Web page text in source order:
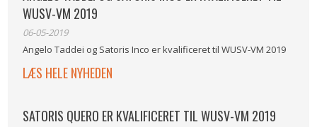
WUSV-VM 2019
06-05-2019
Angelo Taddei og Satoris Inco er kvalificeret til WUSV-VM 2019
LÆS HELE NYHEDEN
SATORIS QUERO ER KVALIFICERET TIL WUSV-VM 2019